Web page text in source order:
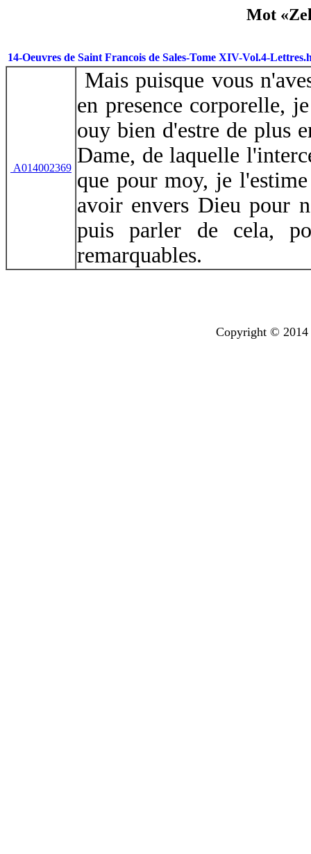
Mot
14-Oeuvres de Saint Francois de Sales-Tome XIV-Vol.4-
A014002369
Mais puisque vous
en presence corporelle,
ouy bien d'estre de plus
Dame, de laquelle
que pour moy, je
avoir envers Dieu pour
puis parler de cela,
remarquables.
Copyright © 2014